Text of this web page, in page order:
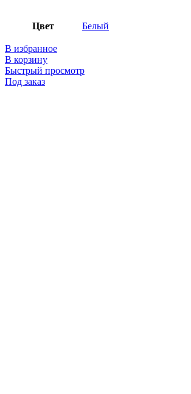
Цвет Белый
В избранное
В корзину
Быстрый просмотр
Под заказ